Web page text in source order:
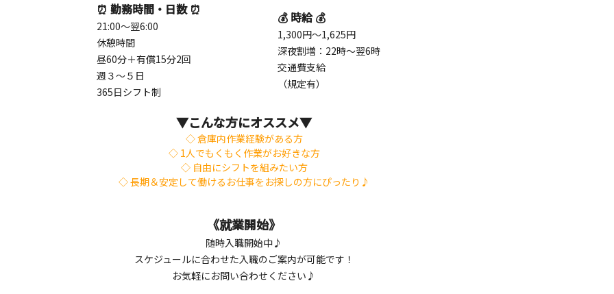
⏰ 勤務時間・日数 ⏰
21:00～翌6:00
休憩時間
昼60分＋有償15分2回
週３～５日
365日シフト制
💰 時給 💰
1,300円～1,625円
深夜割増：22時～翌6時
交通費支給
（規定有）
▼こんな方にオススメ▼
◇ 倉庫内作業経験がある方
◇ 1人でもくもく作業がお好きな方
◇ 自由にシフトを組みたい方
◇長期＆安定して働けるお仕事をお探しの方にぴったり♪
《就業開始》
随時入職開始中♪
スケジュールに合わせた入職のご案内が可能です！
お気軽にお問い合わせください♪